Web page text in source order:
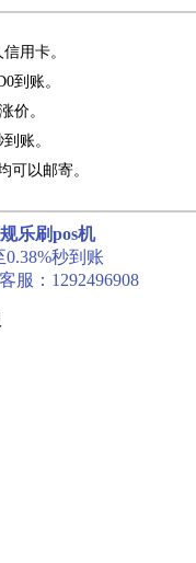
用卡。
到账。
价。
账。
可以邮寄。
乐刷pos机
秒到账
服：1292496908